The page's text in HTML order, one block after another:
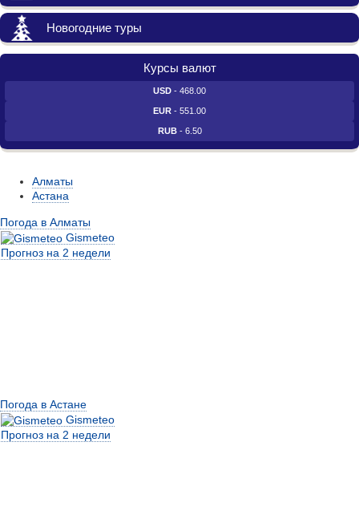
Новогодние туры
Курсы валют
USD - 468.00
EUR - 551.00
RUB- 6.50
Алматы
Астана
Погода в Алматы
Gismeteo
Прогноз на 2 недели
Погода в Астане
Gismeteo
Прогноз на 2 недели